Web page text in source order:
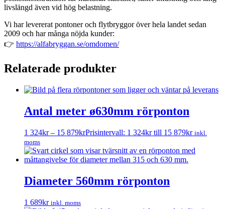
livslängd även vid hög belastning.
Vi har levererat pontoner och flytbryggor över hela landet sedan
2009 och har många nöjda kunder:
👉 https://alfabryggan.se/omdomen/
Relaterade produkter
Antal meter ø630mm rörponton
1 324kr – 15 879krPrisintervall: 1 324kr till 15 879kr inkl.
moms
Diameter 560mm rörponton
1 689kr inkl. moms